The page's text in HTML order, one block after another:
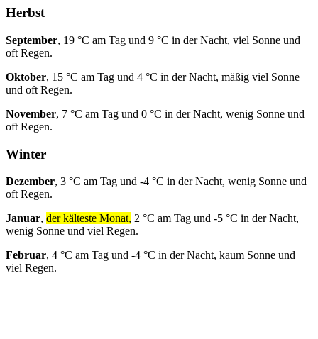
Herbst
September, 19 °C am Tag und 9 °C in der Nacht, viel Sonne und
oft Regen.
Oktober, 15 °C am Tag und 4 °C in der Nacht, mäßig viel Sonne
und oft Regen.
November, 7 °C am Tag und 0 °C in der Nacht, wenig Sonne und
oft Regen.
Winter
Dezember, 3 °C am Tag und -4 °C in der Nacht, wenig Sonne und
oft Regen.
Januar, der kälteste Monat, 2 °C am Tag und -5 °C in der Nacht,
wenig Sonne und viel Regen.
Februar, 4 °C am Tag und -4 °C in der Nacht, kaum Sonne und
viel Regen.